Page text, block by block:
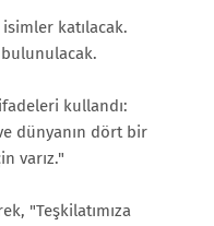
katılacak.
kullandı:
dünyanın dört bir
varız."
"Teşkilatımıza